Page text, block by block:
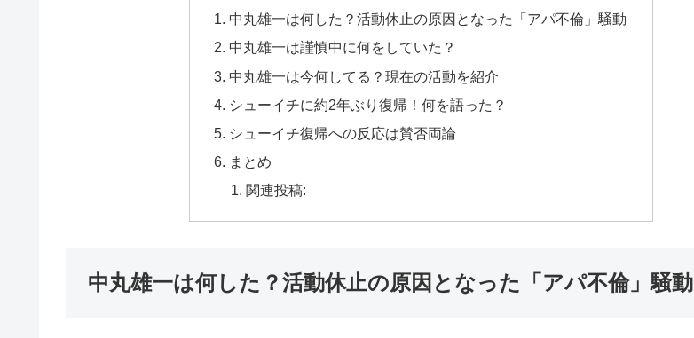
中丸雄一は何した？活動休止の原因となった「アパ不倫」騒動
中丸雄一は謹慎中に何をしていた？
中丸雄一は今何してる？現在の活動を紹介
シューイチに約2年ぶり復帰！何を語った？
シューイチ復帰への反応は賛否両論
まとめ
関連投稿:
中丸雄一は何した？活動休止の原因となった「アパ不倫」騒動